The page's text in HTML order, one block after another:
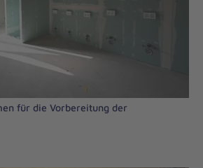
für die Vorbereitung der